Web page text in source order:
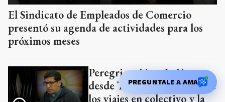
El Sindicato de Empleados de Comercio
presentó su agenda de actividades para los
próximos meses
Peregrinación a Luján
desde Tandil: los detalles de
los viajes en colectivo y la
PREGUNTALE A AMA